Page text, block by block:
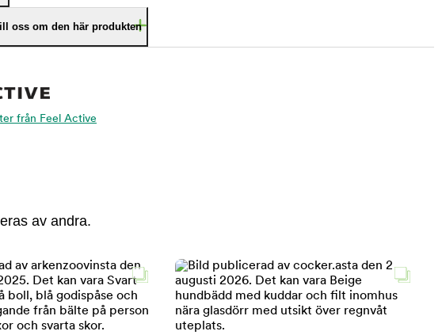
oss om den här produkten
från Feel Active
av andra.